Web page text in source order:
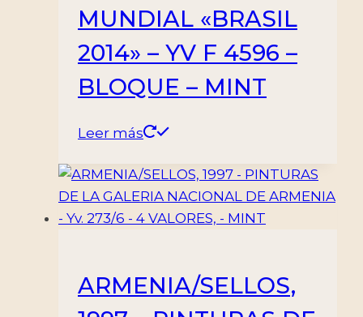
MUNDIAL «BRASIL
2014» – YV F 4596 –
BLOQUE – MINT
Leer más
ARMENIA/SELLOS,